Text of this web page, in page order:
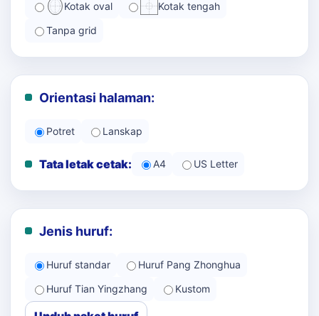
Kotak oval Kotak tengah
Tanpa grid
Orientasi halaman:
Potret Lanskap
Tata letak cetak: A4 US Letter
Jenis huruf:
Huruf standar
Huruf Pang Zhonghua
Huruf Tian Yingzhang
Kustom